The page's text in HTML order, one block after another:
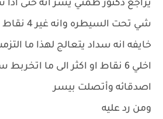
يراجع دكتور طمني يسر انه حتى اذا
شي تحت
خايفه انه سداد يتعالج لهذا ما
اخلي 6 نقاط او اكثر الى ما
اصدقائه وأتصلت بيسر
ومن رد عليه